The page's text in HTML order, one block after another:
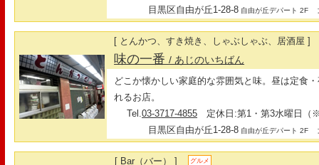
目黒区自由が丘1-28-8 自由が丘デパート 2F
[ とんかつ、すき焼き、しゃぶしゃぶ、居酒屋 ]
味の一番/ あじのいちばん
どこか懐かしい家庭的な雰囲気と味。昼は定食
れるお店。
Tel.03-3717-4855 定休日:第1・第3水曜日（
目黒区自由が丘1-28-8 自由が丘デパート 2F
[ Bar（バー） ] グルメ